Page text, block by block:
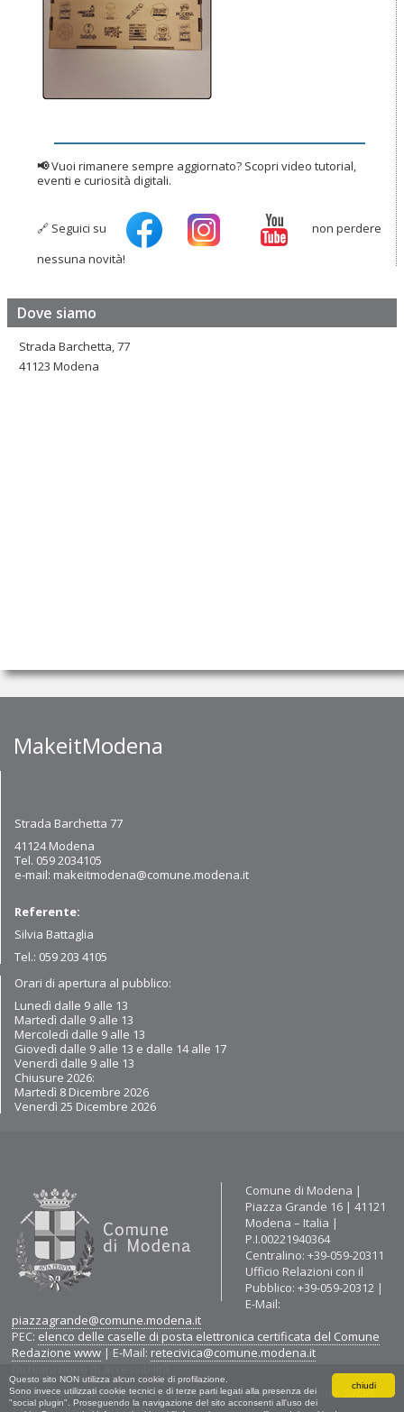
chiudi
Questo sito NON utilizza alcun cookie di profilazione.
Sono invece utilizzati cookie tecnici e di terze parti legati alla presenza dei
"social plugin". Proseguendo la navigazione del sito acconsenti all'uso dei
📢Vuoi rimanere sempre aggiornato? Scopri video tutorial,
eventi e curiosità digitali.
🔗 Seguici su
non perdere
nessuna novità!
Dove siamo
Strada Barchetta, 77
41123 Modena
MakeitModena
Strada Barchetta 77
41124 Modena
Tel. 059 2034105
e-mail: makeitmodena@comune.modena.it
Referente:
Silvia Battaglia
Tel.: 059 203 4105
Orari di apertura al pubblico:
Lunedì dalle 9 alle 13
Martedì dalle 9 alle 13
Mercoledì dalle 9 alle 13
Giovedì dalle 9 alle 13 e dalle 14 alle 17
Venerdì dalle 9 alle 13
Chiusure 2026:
Martedì 8 Dicembre 2026
Venerdì 25 Dicembre 2026
Contatti
Comune di Modena |
Piazza Grande 16 | 41121
Modena – Italia |
P.I.00221940364
Centralino: +39-059-20311
Ufficio Relazioni con il
Pubblico: +39-059-20312 |
E-Mail:
piazzagrande@comune.modena.it
PEC: elenco delle caselle di posta elettronica certificata del Comune
Redazione www | E-Mail: retecivica@comune.modena.it
Questo sito è stato testato e ottimizzato per Firefox, Chrome, Safari,